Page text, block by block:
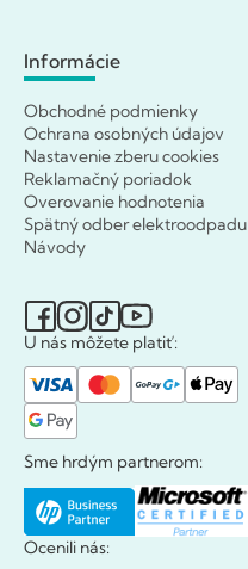
Informácie
Obchodné podmienky
Ochrana osobných údajov
Nastavenie zberu cookies
Reklamačný poriadok
Overovanie hodnotenia
Spätný odber elektroodpadu
Návody
U nás môžete platiť:
Sme hrdým partnerom:
Ocenili nás: